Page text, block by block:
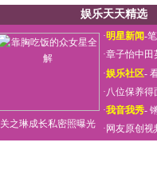
娱乐天天精选
关之琳成长私密照曝光
·明星新闻-
·章子怡中田
·娱乐社区-
·八位保养得
·我音我秀-
· 网友原创视